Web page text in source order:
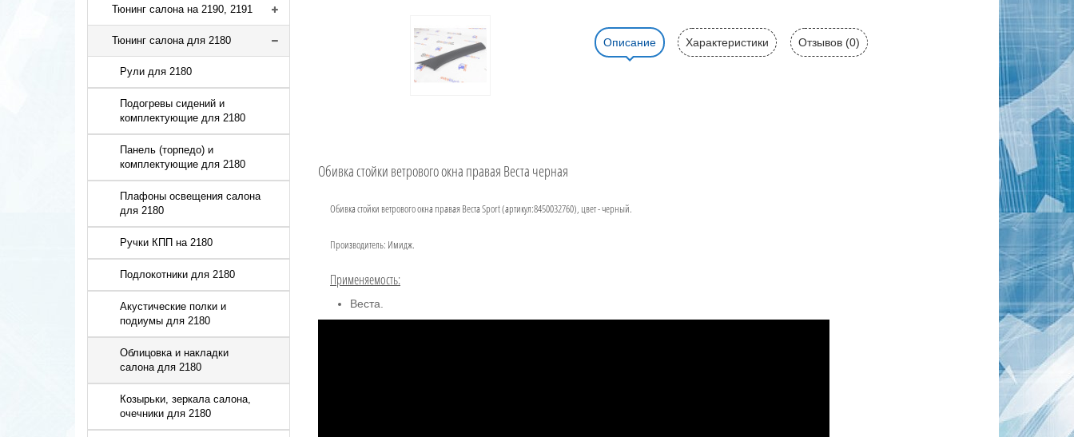
Тюнинг салона на 2190, 2191
Тюнинг салона для 2180
Рули для 2180
Подогревы сидений и
комплектующие для 2180
Панель (торпедо) и
комплектующие для 2180
Плафоны освещения салона
для 2180
Ручки КПП на 2180
Подлокотники для 2180
Акустические полки и
подиумы для 2180
Облицовка и накладки
салона для 2180
Козырьки, зеркала салона,
очечники для 2180
Описание Характеристики Отзывов (0)
Обивка стойки ветрового окна правая Веста черная
Обивка стойки ветрового окна правая Веста Sport (артикул:8450032760), цвет - черный.
Производитель: Имидж.
Применяемость:
Веста.